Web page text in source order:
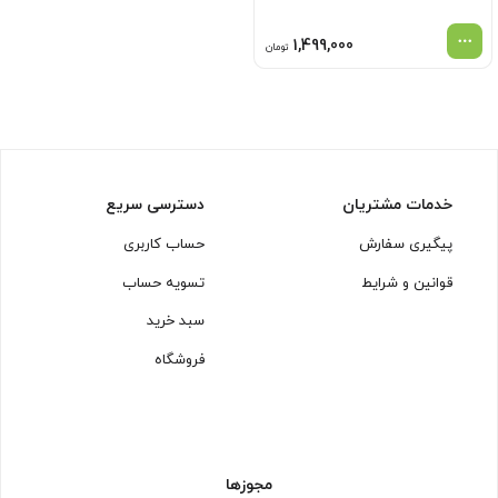
1,499,000 تومان
خدمات مشتریان
پیگیری سفارش
قوانین و شرایط
دسترسی سریع
حساب کاربری
تسویه حساب
سبد خرید
فروشگاه
مجوزها